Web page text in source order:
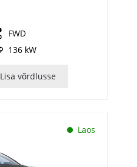
FWD
136 kW
Lisa võrdlusse
Laos